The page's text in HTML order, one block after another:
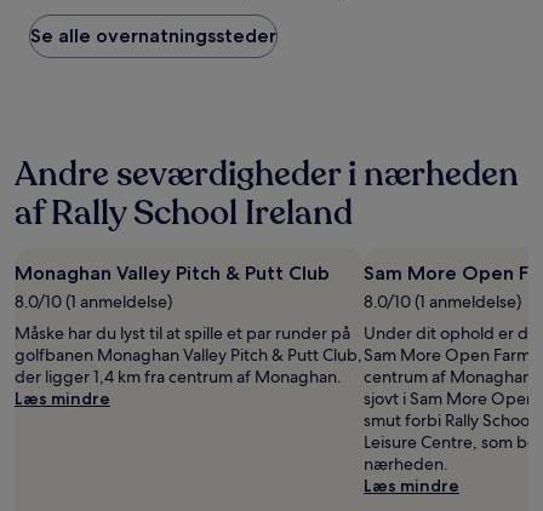
pr.
nat
baseret
én
nat,
som
er
inden
for
seneste
24
timer.
Priser
Se alle overnatningssteder
Andre seværdigheder i nærheden
af Rally School Ireland
Monaghan Valley Pitch & Putt Club
8.0/10 (1 anmeldelse)
Måske har du lyst til at spille et par runder på
golfbanen Monaghan Valley Pitch & Putt Club,
der ligger 1,4 km fra centrum af Monaghan.
Læs mindre
Sam More Open
8.0/10 (1 anmeldelse)
Under dit ophold er
Sam More Open
centrum af
sjovt i Sam More Open
smut forbi Rally
Leisure Centre, som
nærheden.
Læs mindre